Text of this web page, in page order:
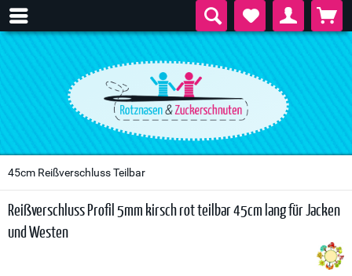
45cm Reißverschluss Teilbar
Reißverschluss Profil 5mm kirsch rot teilbar 45cm lang für Jacken
und Westen